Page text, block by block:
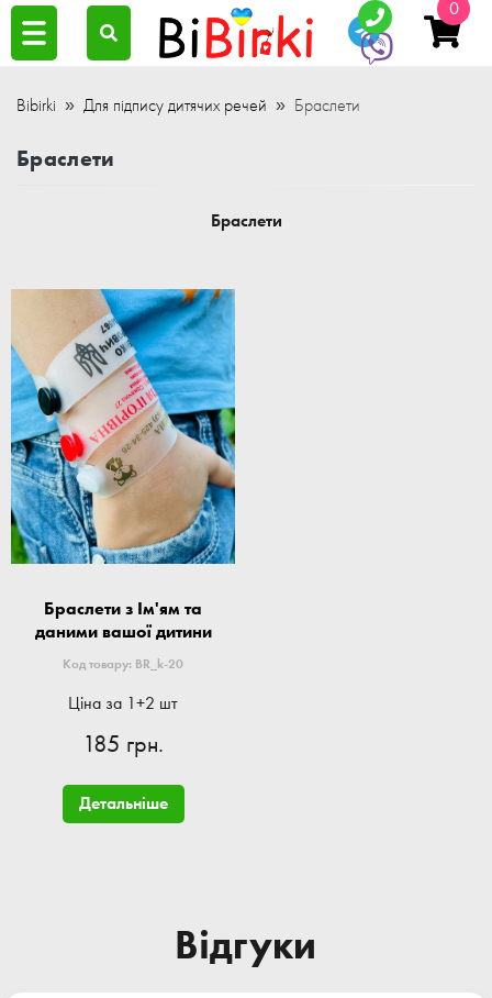
0
Bibirki Для підпису дитячих речей Браслети
Браслети
Браслети
Браслети з Ім'ям та
даними вашої дитини
Код товару: BR_k-20
Ціна за 1+2 шт
185 грн.
Детальніше
Відгуки